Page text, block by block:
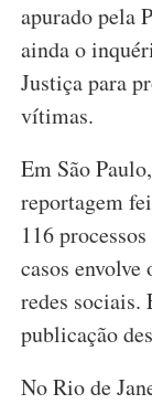
apurado pela
ainda o
Justiça para
vítimas.
Em São
reportagem
116
casos
redes sociais.
publicação
No Rio de